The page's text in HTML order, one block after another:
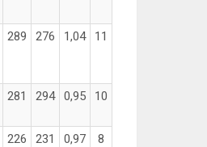
289 276 1,04 11
281 294 0,95 10
226 231 0,97 8